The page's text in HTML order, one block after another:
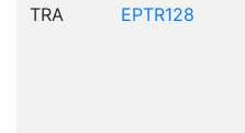
TRA EPTR128